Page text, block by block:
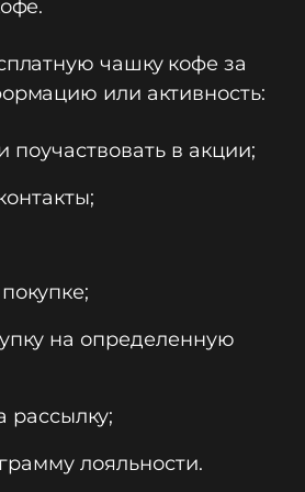
чашку кофе за
или активность:
поучаствовать в акции;
на определенную
рассылку;
лояльности.